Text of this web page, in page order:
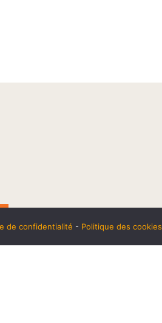
de confidentialité - Politique des cookies